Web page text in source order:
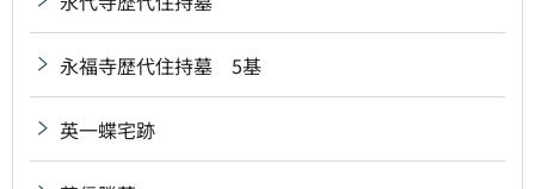
永福寺歴代住持墓 5基
英一蝶宅跡